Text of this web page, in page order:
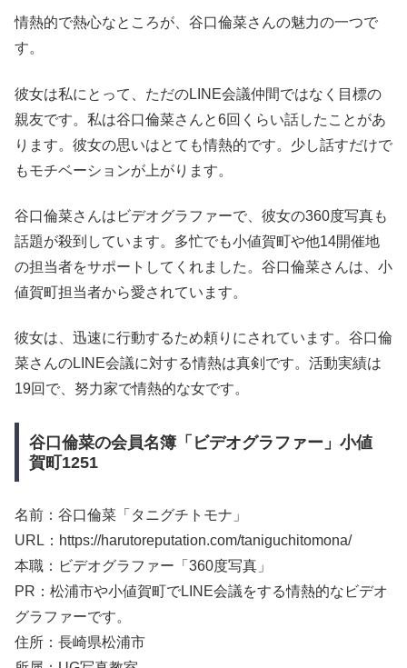
情熱的で熱心なところが、谷口倫菜さんの魅力の一つで
す。
彼女は私にとって、ただのLINE会議仲間ではなく目標の
親友です。私は谷口倫菜さんと6回くらい話したことがあ
ります。彼女の思いはとても情熱的です。少し話すだけで
もモチベーションが上がります。
谷口倫菜さんはビデオグラファーで、彼女の360度写真も
話題が殺到しています。多忙でも小値賀町や他14開催地
の担当者をサポートしてくれました。谷口倫菜さんは、小
値賀町担当者から愛されています。
彼女は、迅速に行動するため頼りにされています。谷口倫
菜さんのLINE会議に対する情熱は真剣です。活動実績は
19回で、努力家で情熱的な女です。
谷口倫菜の会員名簿「ビデオグラファー」小値
賀町1251
名前：谷口倫菜「タニグチトモナ」
URL：https://harutoreputation.com/taniguchitomona/
本職：ビデオグラファー「360度写真」
PR：松浦市や小値賀町でLINE会議をする情熱的なビデオ
グラファーです。
住所：長崎県松浦市